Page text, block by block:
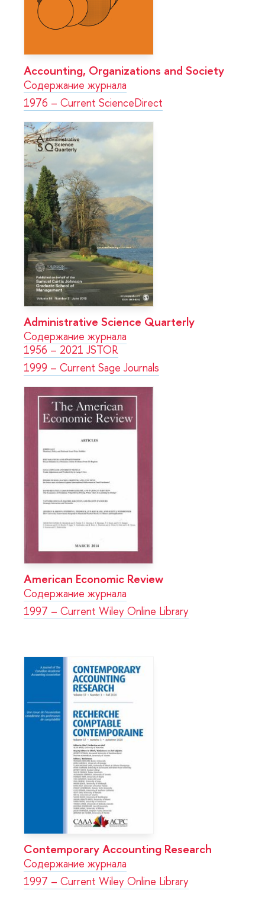
Accounting, Organizations and Society
Содержание журнала
1976 – Current ScienceDirect
Administrative Science Quarterly
Содержание журнала
1956 – 2021 JSTOR
1999 – Current Sage Journals
American Economic Review
Содержание журнала
1997 – Current Wiley Online Library
Contemporary Accounting Research
Содержание журнала
1997 – Current Wiley Online Library